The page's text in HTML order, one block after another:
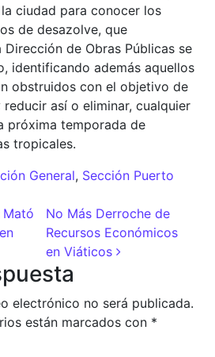
ciudad para conocer los
de desazolve, que
de Obras Públicas se
identificando además aquellos
obstruidos con el objetivo de
así o eliminar, cualquier
próxima temporada de
tropicales.
General, Sección Puerto
de entradas
Mató
No Más Derroche de
Recursos Económicos
en Viáticos
electrónico no será publicada.
están marcados con *